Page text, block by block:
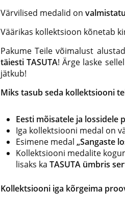
Värvilised medalid on
Väärikas kollektsioon kõnetab
Pakume Teile võimalust
täiesti TASUTA! Ärge laske
jätkub!
Miks tasub seda kollektsiooni
Eesti mõisatele ja
Iga kollektsiooni medal on
Esimene medal „Sangaste
Kollektsiooni medalite
lisaks ka TASUTA ümbris
Kollektsiooni iga kõrgeima